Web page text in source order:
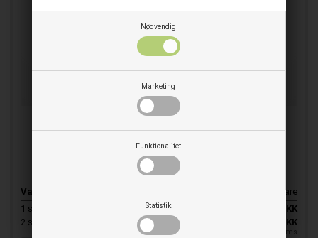
Nødvendig
Marketing
Funktionalitet
Statistik
Praktisk vægophæng til Nito skumsprøjte
Varenr. E114980
Skaffevare
1 stk.
DKK
2 stk. SPAR 10% DKK
pr. stk. ekskl. moms